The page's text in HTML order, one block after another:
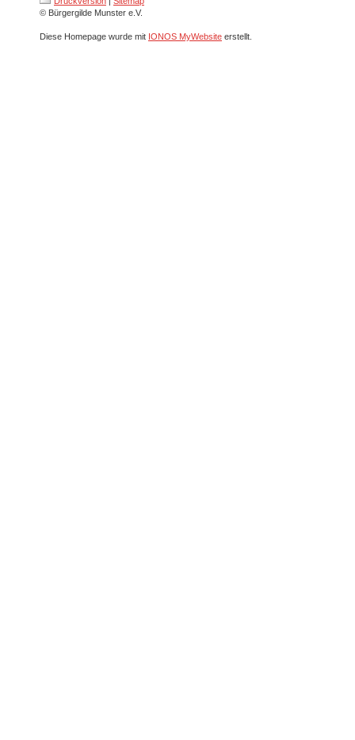
© Bürgergilde Munster e.V.
Diese Homepage wurde mit IONOS MyWebsite erstellt.